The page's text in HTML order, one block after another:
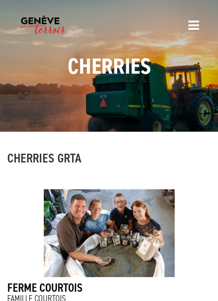
CHERRIES
CHERRIES GRTA
FERME COURTOIS
FAMILLE COURTOIS